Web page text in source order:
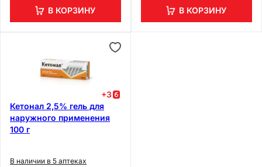
В КОРЗИНУ В КОРЗИНУ
+3
Кетонал 2,5% гель для
наружного применения
100 г
В наличии в 5 аптеках